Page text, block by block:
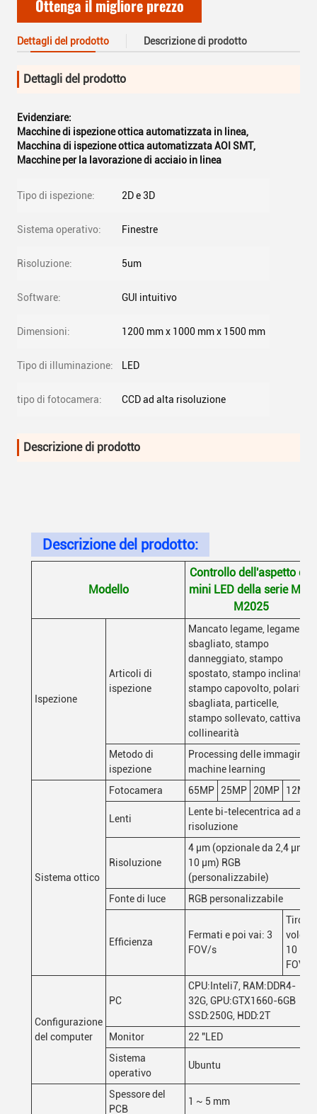
Ottenga il migliore prezzo
Dettagli del prodotto Descrizione di prodotto
Dettagli del prodotto
Evidenziare:
Macchine di ispezione ottica automatizzata in linea,
Macchina di ispezione ottica automatizzata AOI SMT,
Macchine per la lavorazione di acciaio in linea
Tipo di ispezione: 2D e 3D
Sistema operativo: Finestre
Risoluzione: 5um
Software: GUI intuitivo
Dimensioni: 1200 mm x 1000 mm x 1500 mm
Tipo di illuminazione: LED
tipo di fotocamera: CCD ad alta risoluzione
Descrizione di prodotto
Descrizione del prodotto:
Modello
Controllo dell'aspetto dei
mini LED della serie M20
M2025
Ispezione
Articoli di
ispezione
Mancato legame, legame
sbagliato, stampo
danneggiato, stampo
spostato, stampo inclinato,
stampo capovolto, polarità
sbagliata, particelle,
stampo sollevato, cattiva
collinearità
Metodo di
ispezione
Processing delle immagini,
machine learning
Sistema ottico
Fotocamera 65MP 25MP 20MP 12MP
Lenti
Lente bi-telecentrica ad alta
risoluzione
Risoluzione
4 μm (opzionale da 2,4 μm a
10 μm) RGB
(personalizzabile)
Fonte di luce
RGB personalizzabile
Efficienza
Fermati e poi vai: 3
FOV/s
Tiro in
volo:
10
FOV/s
Configurazione
del computer
PC
CPU:Inteli7, RAM:DDR4-
32G, GPU:GTX1660-6GB
SSD:250G, HDD:2T
Monitor
22 "LED
Sistema
operativo
Ubuntu
Spessore del
PCB
1 ~ 5 mm